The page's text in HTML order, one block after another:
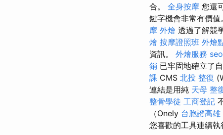
合。 全身按摩 您還
鍵字機會非常有價值
摩 外燴 透過了解競
燴 按摩證照班 外燴
資訊。 外燴服務
銷 已牢固地確立了
課 CMS 北投 整復
連結是用純 天母 整
整骨學徒 工商登記
（Onely 台胞證高雄
您喜歡的工具連續執